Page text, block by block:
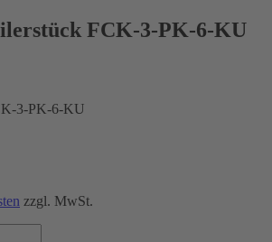
FCK-3-PK-6-KU
zzgl. MwSt.